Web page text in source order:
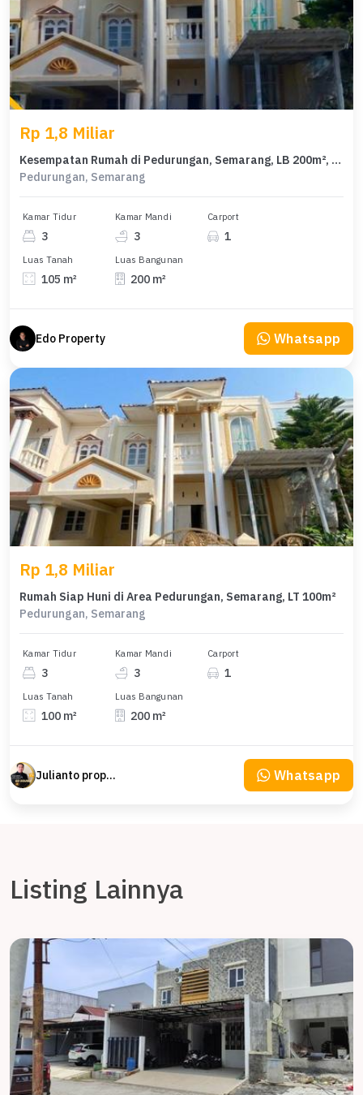
Rp 1,8 Miliar
Kesempatan Rumah di Pedurungan, Semarang, LB 200m², Harga 1,8 Miliar
Pedurungan, Semarang
Kamar Tidur
3
Kamar Mandi
3
Carport
1
Luas Tanah
105 m²
Luas Bangunan
200 m²
Edo Property Whatsapp
Rp 1,8 Miliar
Rumah Siap Huni di Area Pedurungan, Semarang, LT 100m²
Pedurungan, Semarang
Kamar Tidur
3
Kamar Mandi
3
Carport
1
Luas Tanah
100 m²
Luas Bangunan
200 m²
Julianto property Julianto Whatsapp
Listing Lainnya